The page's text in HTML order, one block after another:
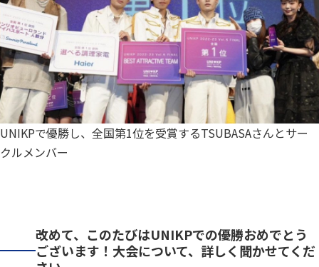
UNIKPで優勝し、全国第1位を受賞するTSUBASAさんとサー
クルメンバー
改めて、このたびはUNIKPでの優勝おめでとう
ございます！大会について、詳しく聞かせてくだ